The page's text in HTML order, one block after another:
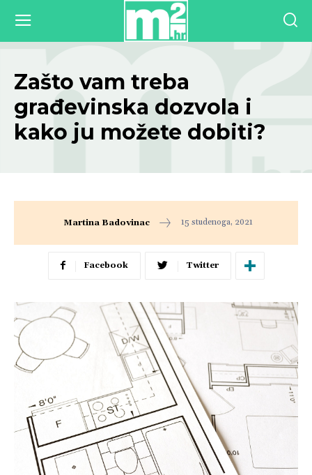
Zašto vam treba
građevinska dozvola i
kako ju možete dobiti?
Martina Badovinac 15 studenoga, 2021
Facebook Twitter